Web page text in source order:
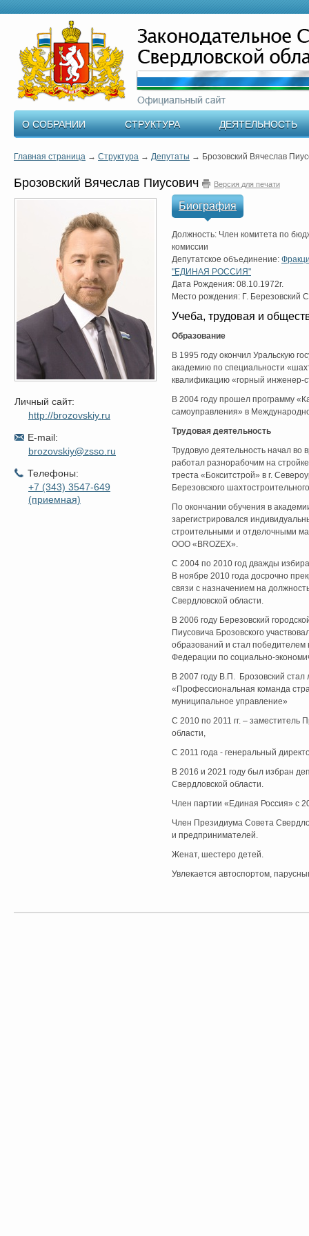
О СОБРАНИИ СТРУКТУРА ДЕЯТЕЛЬНОСТЬ
Главная страница → Структура → Депутаты → Брозовский Вячеслав
Брозовский Вячеслав Пиусович Версия для печати
Личный сайт:
http://brozovskiy.ru
E-mail:
brozovskiy@zsso.ru
Телефоны:
+7 (343) 3547-649
(приемная)
Биография
Должность: Член комитета по
комиссии
Депутатское объединение:
"ЕДИНАЯ РОССИЯ"
Дата Рождения: 08.10.1972г.
Место рождения: Г. Березовский
Учеба, трудовая и
Образование
В 1995 году окончил Уральскую
академию по специальности
квалификацию «горный инженер-
В 2004 году прошел программу
самоуправления» в
Трудовая деятельность
Трудовую деятельность начал во
работал разнорабочим на
треста «Бокситстрой» в г.
Березовского
По окончании обучения в
зарегистрировался
строительными и отделочными
ООО «BROZEX».
С 2004 по 2010 год дважды
В ноябре 2010 года досрочно
связи с назначением на
Свердловской области.
В 2006 году Березовский
Пиусовича Брозовского
образований и стал
Федерации по социально-
В 2007 году В.П. Брозовский стал
«Профессиональная команда
муниципальное управление»
С 2010 по 2011 гг. – заместитель
области,
С 2011 года - генеральный
В 2016 и 2021 году был избран
Свердловской области.
Член партии «Единая Россия» с
Член Президиума Совета
и предпринимателей.
Женат, шестеро детей.
Увлекается автоспортом,